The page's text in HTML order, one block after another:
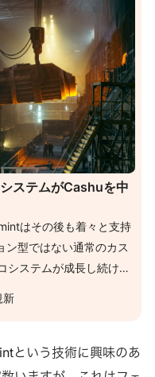
ステムがCashuを中
はその後も着々と支持
ン型ではない通常のカス
システムが成長し続けて
イバシーとスケーラビ
E-cashについては
ウォレットビットコイン
ワーク以外にもいくつか
新
という技術に興味のあ